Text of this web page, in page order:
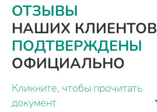
ОТЗЫВЫ
НАШИХ КЛИЕНТОВ
ПОДТВЕРЖДЕНЫ
ОФИЦИАЛЬНО
Кликните, чтобы прочитать
документ